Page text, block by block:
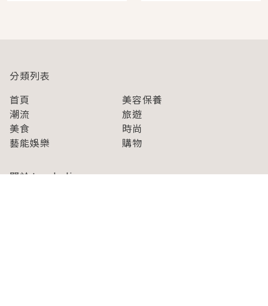
分類列表
首頁
美容保養
潮流
旅遊
美食
時尚
藝能娛樂
購物
關於Japaholic